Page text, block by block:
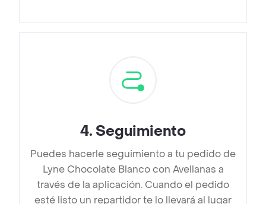
4. Seguimiento
Puedes hacerle seguimiento a tu pedido de
Lyne Chocolate Blanco con Avellanas a
través de la aplicación. Cuando el pedido
esté listo un repartidor te lo llevará al lugar